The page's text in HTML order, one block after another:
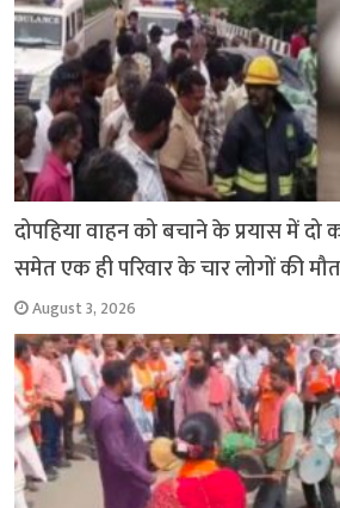
दोपहिया वाहन को बचाने के प्रयास में दो
समेत एक ही परिवार के चार लोगों की मौत
August 3, 2026